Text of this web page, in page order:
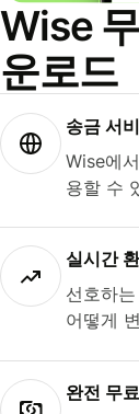
Wise
운로드
송금 서
Wise에
용할 수
실시간
선호하
어떻게
완전 무